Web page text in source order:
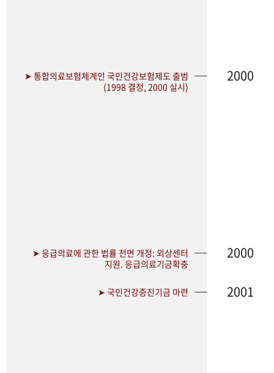
➤ 통합의료보험체계인 국민건강보험제도 출범
(1998 결정, 2000 실시)
2000
➤ 응급의료에 관한 법률 전면 개정: 외상센터
지원. 응급의료기금확충
2000
➤ 국민건강증진기금 마련 2001